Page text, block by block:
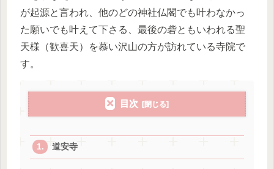
が起源と言われ、他のどの神社仏閣でも叶わなかっ
た願いでも叶えて下さる、最後の砦ともいわれる聖
天様（歓喜天）を慕い沢山の方が訪れている寺院で
す。
目次
道安寺